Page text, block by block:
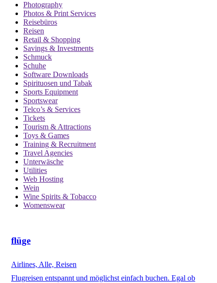
Photography
Photos & Print Services
Reisebüros
Reisen
Retail & Shopping
Savings & Investments
Schmuck
Schuhe
Software Downloads
Spirituosen und Tabak
Sports Equipment
Sportswear
Telco’s & Services
Tickets
Tourism & Attractions
Toys & Games
Training & Recruitment
Travel Agencies
Unterwäsche
Utilities
Web Hosting
Wein
Wine Spirits & Tobacco
Womenswear
flüge
Airlines, Alle, Reisen
Flugreisen entspannt und möglichst einfach buchen. Egal ob